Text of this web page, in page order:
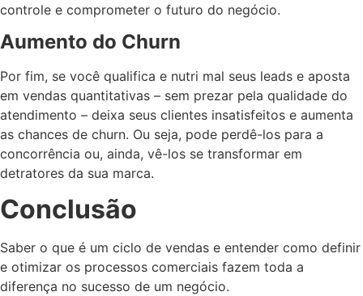
controle e comprometer o futuro do negócio.
Aumento do Churn
Por fim, se você qualifica e nutri mal seus leads e aposta
em vendas quantitativas – sem prezar pela qualidade do
atendimento – deixa seus clientes insatisfeitos e aumenta
as chances de churn. Ou seja, pode perdê-los para a
concorrência ou, ainda, vê-los se transformar em
detratores da sua marca.
Conclusão
Saber o que é um ciclo de vendas e entender como definir
e otimizar os processos comerciais fazem toda a
diferença no sucesso de um negócio.